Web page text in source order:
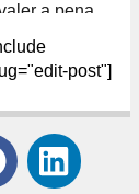
a pena.
post"]